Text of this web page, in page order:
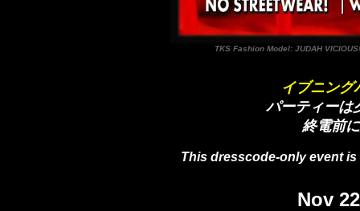
TKS Fashion Model:
イブニング
パーティーは
終電前
This dresscode-only event
Nov